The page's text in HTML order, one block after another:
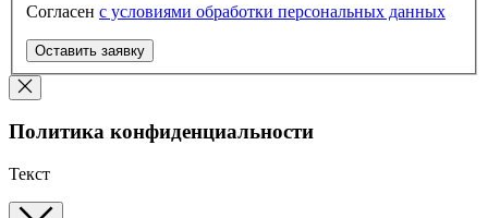
Согласен с условиями обработки персональных данных
Оставить заявку
Политика конфиденциальности
Текст